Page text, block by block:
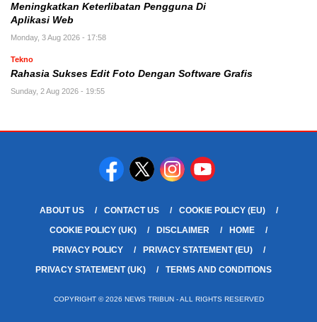
Meningkatkan Keterlibatan Pengguna Di
Aplikasi Web
Monday, 3 Aug 2026 - 17:58
Tekno
Rahasia Sukses Edit Foto Dengan Software Grafis
Sunday, 2 Aug 2026 - 19:55
ABOUT US CONTACT US
COOKIE POLICY (EU)
COOKIE POLICY (UK)
DISCLAIMER
HOME
PRIVACY POLICY
PRIVACY STATEMENT (EU)
PRIVACY STATEMENT (UK)
TERMS AND CONDITIONS
COPYRIGHT © 2026 NEWS TRIBUN - ALL RIGHTS RESERVED